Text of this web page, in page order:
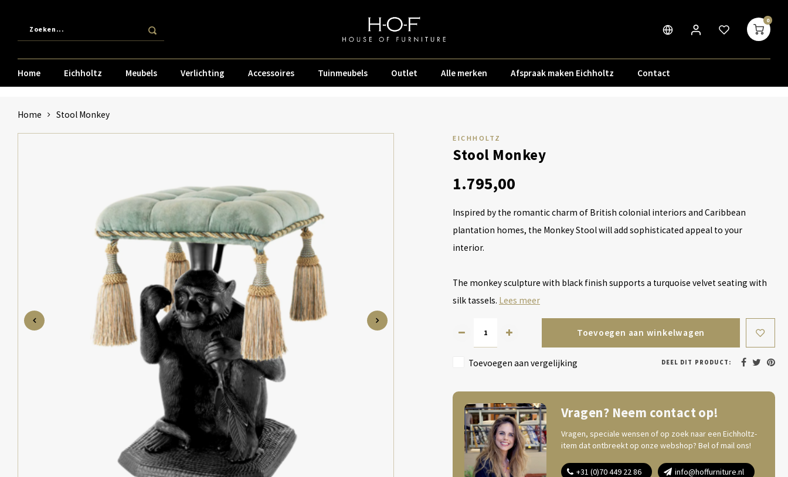
0
Home Eichholtz Meubels Verlichting Accessoires Tuinmeubels Outlet Alle merken Afspraak maken Eichholtz Contact
Home Stool Monkey
EICHHOLTZ
Stool Monkey
1.795,00
Inspired by the romantic charm of British colonial interiors and Caribbean
plantation homes, the Monkey Stool will add sophisticated appeal to your
interior.
The monkey sculpture with black finish supports a turquoise velvet seating with
silk tassels. Lees meer
Toevoegen aan winkelwagen
Toevoegen aan vergelijking DEEL DIT PRODUCT:
Vragen? Neem contact op!
Vragen, speciale wensen of op zoek naar een Eichholtz-
item dat ontbreekt op onze webshop? Bel of mail ons!
+31 (0)70 449 22 86 info@hoffurniture.nl